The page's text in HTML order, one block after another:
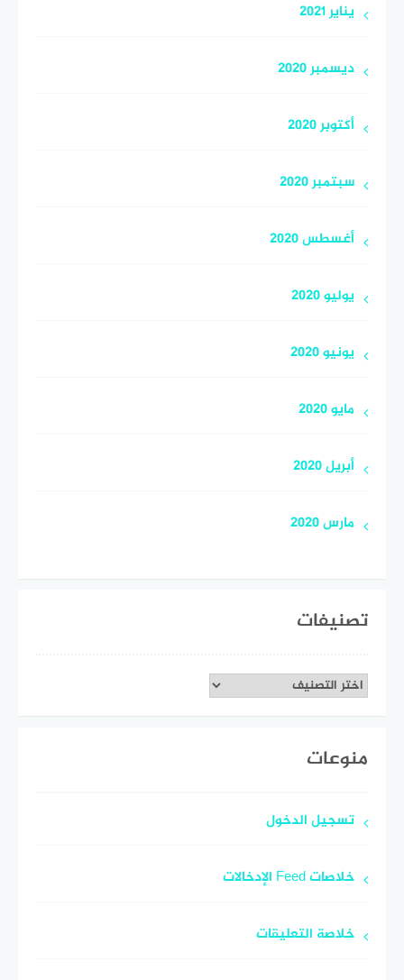
يناير 2021
ديسمبر 2020
أكتوبر 2020
سبتمبر 2020
أغسطس 2020
يوليو 2020
يونيو 2020
مايو 2020
أبريل 2020
مارس 2020
تصنيفات
تصنيفات
منوعات
تسجيل الدخول
خلاصات Feed الإدخالات
خلاصة التعليقات